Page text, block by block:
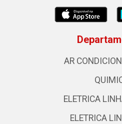
AR
ELETRICA
ELETRICA